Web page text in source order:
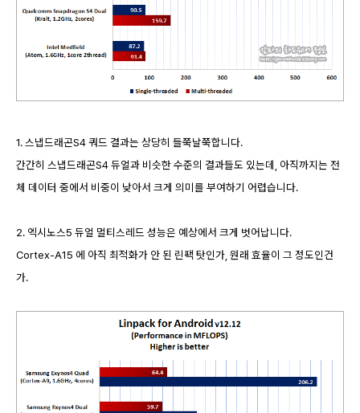
1. 스냅드래곤S4 쿼드 결과는 상당히 들쭉날쭉합니다.
간간히 스냅드래곤S4 듀얼과 비슷한 수준의 결과들도 있는데, 아직까지는 전
체 데이터 중에서 비중이 낮아서 크게 의미를 부여하기 어렵습니다.
2. 엑시노스5 듀얼 멀티스레드 성능은 예상에서 크게 벗어납니다.
Cortex-A15 에 아직 최적화가 안 된 린팩 탓인가, 원래 효율이 그 정도인건
가.